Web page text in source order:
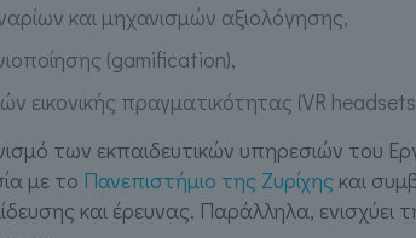
και μηχανισμών αξιολόγησης,
(gamification),
εικονικής πραγματικότητας (VR
των εκπαιδευτικών υπηρεσιών του
με το Πανεπιστήμιο της Ζυρίχης και
και έρευνας. Παράλληλα,